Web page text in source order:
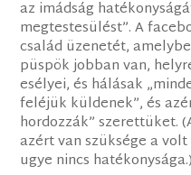
az imádság
megtestesülést”. A
család üzenetét,
püspök jobban van,
esélyei, és hálásak
feléjük küldenek”, és
hordozzák” szerettüket.
azért van szüksége a
ugye nincs hatékonysága.)